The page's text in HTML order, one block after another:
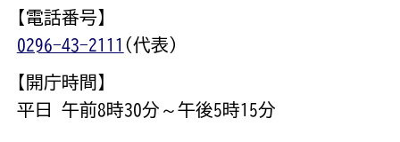
【電話番号】
0296-43-2111 (代表)
【開庁時間】
平日 午前8時30分～午後5時15分